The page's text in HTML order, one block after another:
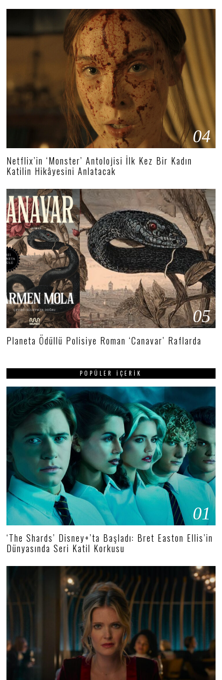
04
Netflix’in ‘Monster’ Antolojisi İlk Kez Bir Kadın
Katilin Hikâyesini Anlatacak
05
Planeta Ödüllü Polisiye Roman ‘Canavar’ Raflarda
POPÜLER İÇERIK
01
‘The Shards’ Disney+’ta Başladı: Bret Easton Ellis’in
Dünyasında Seri Katil Korkusu